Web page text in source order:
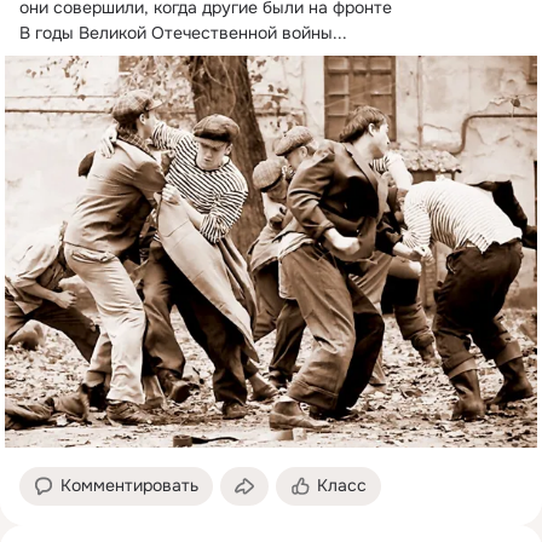
они совершили, когда другие были на фронте
В годы Великой Отечественной войны...
Комментировать Класс